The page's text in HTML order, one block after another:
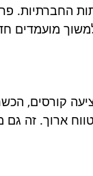
החברתיות.
מועמדים
קורסים,
ארוך. זה גם